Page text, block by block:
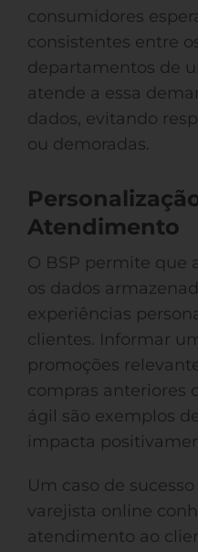
consumidores
consistentes entre
departamentos de
atende a essa
dados, evitando
ou demoradas.
Atendimento
O BSP permite que
os dados
experiências
clientes. Informar
promoções
compras anteriores
ágil são exemplos
impacta
Um caso de
varejista online
atendimento ao